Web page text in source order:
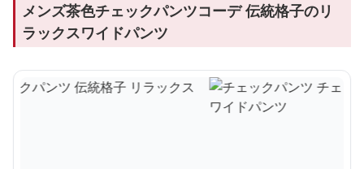
メンズ茶色チェックパンツコーデ 伝統格子のリ
ラックスワイドパンツ